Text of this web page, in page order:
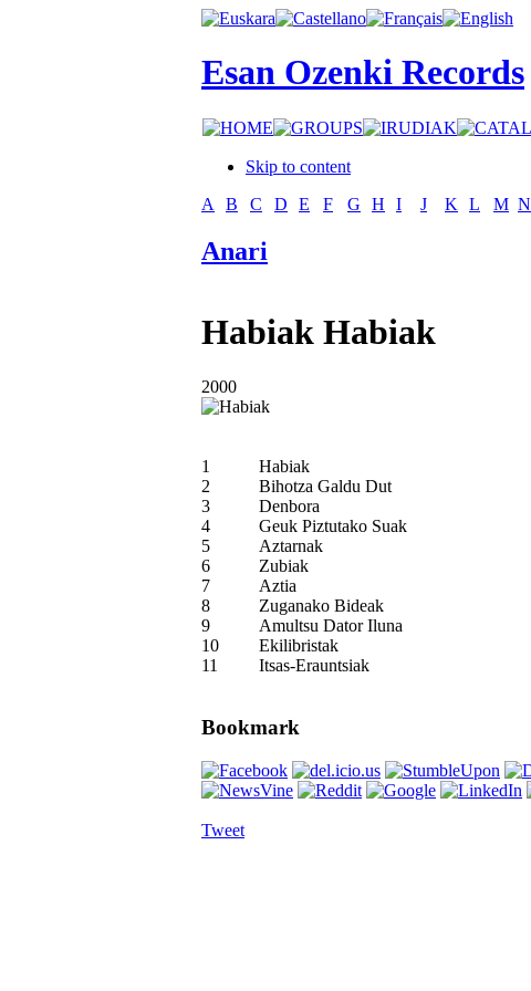
Esan Ozenki Records
Skip to content
A
B C D E F G H I J K L M N
Anari
Habiak Habiak
2000
1
Habiak
2
Bihotza Galdu Dut
3
Denbora
4
Geuk Piztutako Suak
5
Aztarnak
6
Zubiak
7
Aztia
8
Zuganako Bideak
9
Amultsu Dator Iluna
10
Ekilibristak
11
Itsas-Erauntsiak
Bookmark
Tweet